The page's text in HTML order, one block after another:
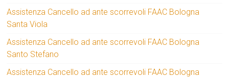
Assistenza Cancello ad ante scorrevoli FAAC Bologna
Santa Viola
Assistenza Cancello ad ante scorrevoli FAAC Bologna
Santo Stefano
Assistenza Cancello ad ante scorrevoli FAAC Bologna